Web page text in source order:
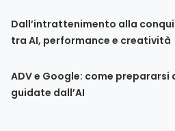
Dall’intrattenimento alla
tra AI, performance e creatività
ADV e Google: come prepararsi
guidate dall’AI